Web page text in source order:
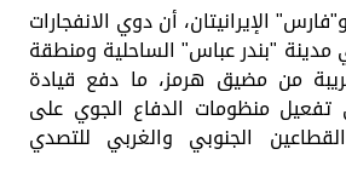
الإيرانيتان، أن دوي الانفجارات
"بندر عباس" الساحلية ومنطقة
من مضيق هرمز، ما دفع قيادة
تفعيل منظومات الدفاع الجوي على
الجنوبي والغربي للتصدي